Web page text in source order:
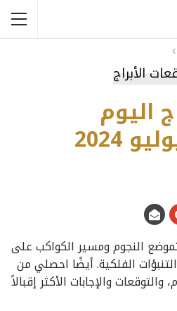
اليوم
النجوم ومسير الكواكب على
الفلكية. أيضًا احصلي من
والإجابات الأكثر إقبالاً